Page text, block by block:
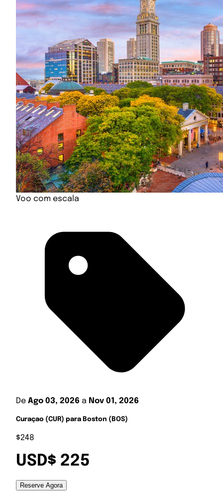
Voo com escala
De Ago 03, 2026 a Nov 01, 2026
Curaçao (CUR) para Boston (BOS)
$248
USD$ 225
Reserve Agora